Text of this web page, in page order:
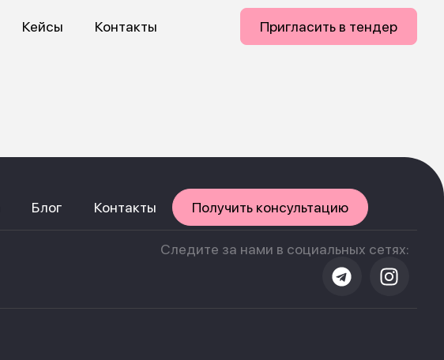
Кейсы Контакты Пригласить в тендер
Блог Контакты Получить консультацию
Следите за нами в социальных сетях: